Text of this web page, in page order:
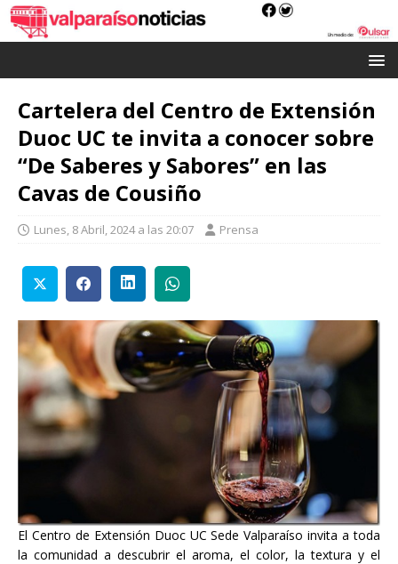
Cartelera del Centro de Extensión
Duoc UC te invita a conocer sobre
“De Saberes y Sabores” en las
Cavas de Cousiño
Lunes, 8 Abril, 2024 a las 20:07 Prensa
El Centro de Extensión Duoc UC Sede Valparaíso invita a toda
la comunidad a descubrir el aroma, el color, la textura y el